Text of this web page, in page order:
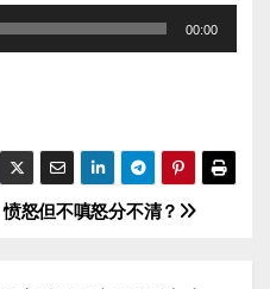
00:00
愤怒但不嗔怒分不清？